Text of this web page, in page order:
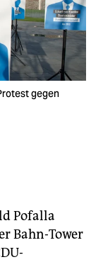
gegen
Pofalla
Bahn-Tower